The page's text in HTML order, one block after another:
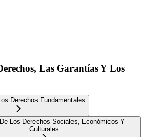
Las Garantías Y Los
Derechos Fundamentales
Los Derechos Sociales, Económicos Y
Culturales